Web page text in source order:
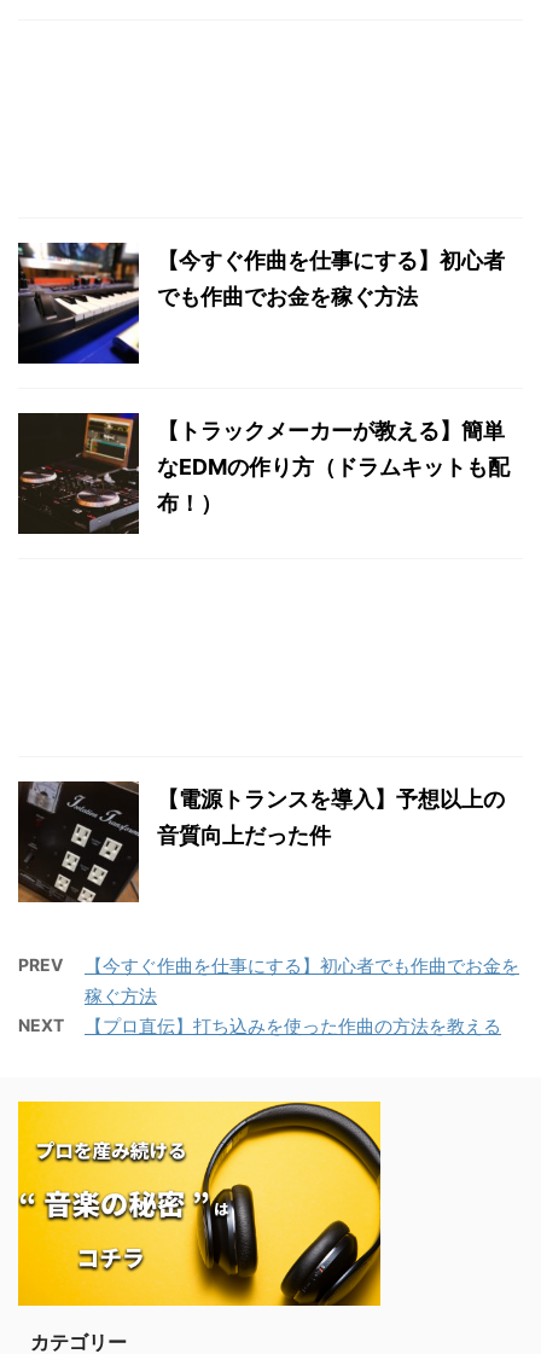
【今すぐ作曲を仕事にする】初心者
でも作曲でお金を稼ぐ方法
【トラックメーカーが教える】簡単
なEDMの作り方（ドラムキットも配
布！）
【電源トランスを導入】予想以上の
音質向上だった件
PREV
【今すぐ作曲を仕事にする】初心者でも作曲でお金を
稼ぐ方法
NEXT 【プロ直伝】打ち込みを使った作曲の方法を教える
カテゴリー